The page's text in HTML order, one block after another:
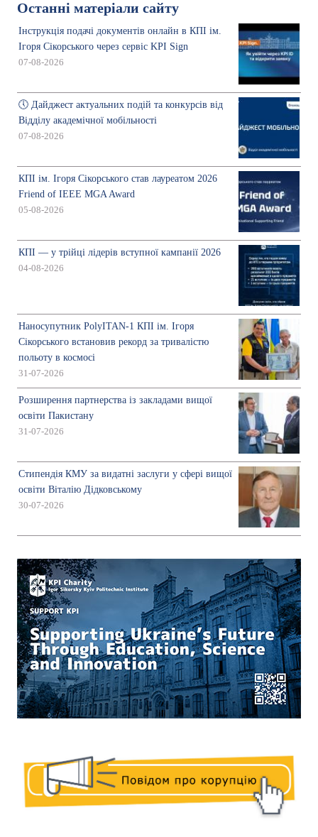
Останні матеріали сайту
Інструкція подачі документів онлайн в КПІ ім.
Ігоря Сікорського через сервіс KPI Sign
07-08-2026
🕔 Дайджест актуальних подій та конкурсів від
Відділу академічної мобільності
07-08-2026
КПІ ім. Ігоря Сікорського став лауреатом 2026
Friend of IEEE MGA Award
05-08-2026
КПІ — у трійці лідерів вступної кампанії 2026
04-08-2026
Наносупутник PolyITAN-1 КПІ ім. Ігоря
Сікорського встановив рекорд за тривалістю
польоту в космосі
31-07-2026
Розширення партнерства із закладами вищої
освіти Пакистану
31-07-2026
Стипендія КМУ за видатні заслуги у сфері вищої
освіти Віталію Дідковському
30-07-2026